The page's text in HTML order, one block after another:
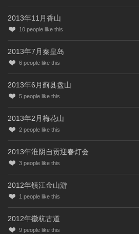
2013年11月香山
10 people like this
2013年7月秦皇岛
6 people like this
2013年6月蓟县盘山
5 people like this
2013年2月梅花山
2 people like this
2013年淮阴自贡迎春灯会
3 people like this
2012年镇江金山游
1 people like this
2012年徽杭古道
9 people like this